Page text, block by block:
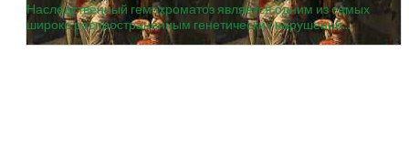
Наследственный гемохроматоз является одним из самых
широко распространенным генетических нарушений...